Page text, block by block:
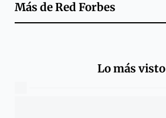
Más deRed Forbes
Lo más visto